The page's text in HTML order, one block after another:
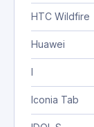
HTC Wildfire
Huawei
I
Iconia Tab